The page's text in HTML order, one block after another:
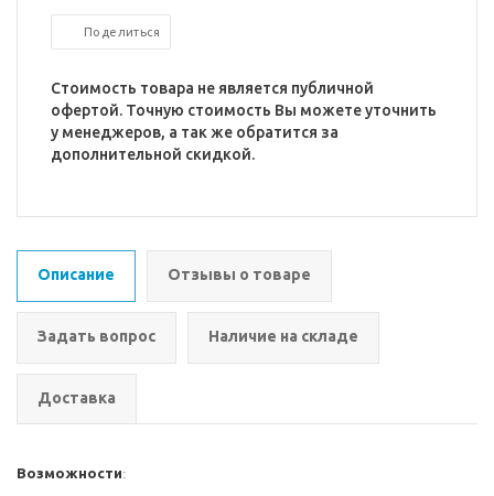
Поделиться
Стоимость товара не является публичной
офертой. Точную стоимость Вы можете уточнить
у менеджеров, а так же обратится за
дополнительной скидкой.
Описание Отзывы о товаре
Задать вопрос Наличие на складе
Доставка
Возможности: